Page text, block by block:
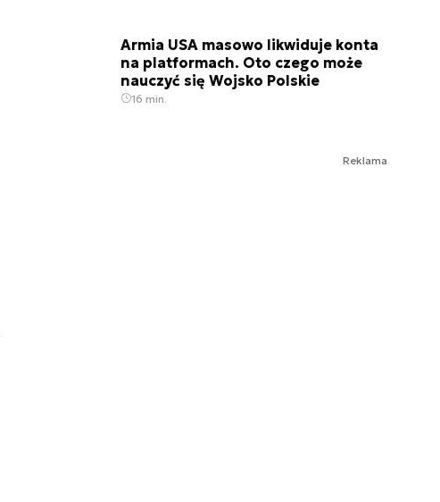
Armia USA masowo likwiduje konta
na platformach. Oto czego może
nauczyć się Wojsko Polskie
16 min.
Reklama